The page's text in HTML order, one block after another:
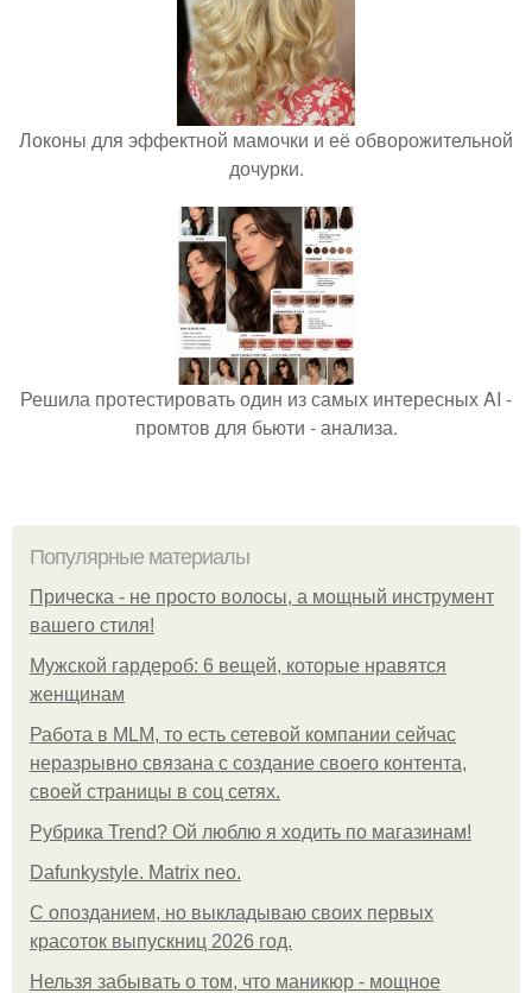
Локоны для эффектной мамочки и её обворожительной
дочурки.
Решила протестировать один из самых интересных AI -
промтов для бьюти - анализа.
Популярные материалы
Прическа - не просто волосы, а мощный инструмент
вашего стиля!
Мужской гардероб: 6 вещей, которые нравятся
женщинам
Работа в MLM, то есть сетевой компании сейчас
неразрывно связана с создание своего контента,
своей страницы в соц сетях.
Рубрика Trend? Ой люблю я ходить по магазинам!
Dafunkystyle. Matrix neo.
С опозданием, но выкладываю своих первых
красоток выпускниц 2026 год.
Нельзя забывать о том, что маникюр - мощное